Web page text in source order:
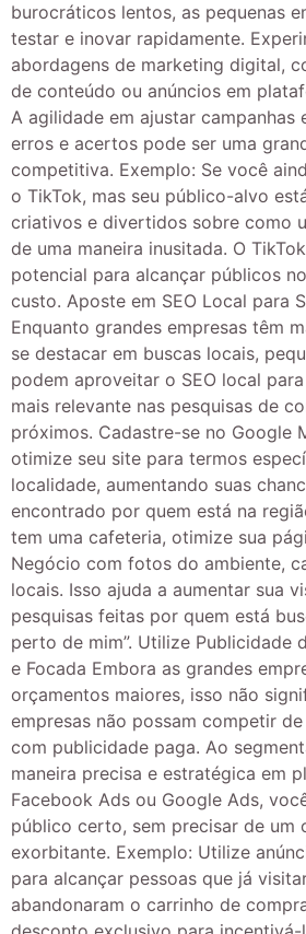
burocráticos lentos, as pequenas
testar e inovar rapidamente.
abordagens de marketing digital,
de conteúdo ou anúncios em
A agilidade em ajustar campanhas
erros e acertos pode ser uma
competitiva. Exemplo: Se você
o TikTok, mas seu público-alvo
criativos e divertidos sobre como
de uma maneira inusitada. O
potencial para alcançar públicos
custo. Aposte em SEO Local para
Enquanto grandes empresas têm
se destacar em buscas locais,
podem aproveitar o SEO local
mais relevante nas pesquisas de
próximos. Cadastre-se no Google
otimize seu site para termos
localidade, aumentando suas
encontrado por quem está na
tem uma cafeteria, otimize sua
Negócio com fotos do ambiente,
locais. Isso ajuda a aumentar sua
pesquisas feitas por quem está
perto de mim”. Utilize Publicidade
e Focada Embora as grandes
orçamentos maiores, isso não
empresas não possam competir
com publicidade paga. Ao
maneira precisa e estratégica em
Facebook Ads ou Google Ads,
público certo, sem precisar de um
exorbitante. Exemplo: Utilize
para alcançar pessoas que já
abandonaram o carrinho de